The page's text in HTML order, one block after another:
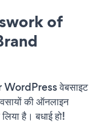
of
वेबसाइट
की ऑनलाइन
है। बधाई हो!